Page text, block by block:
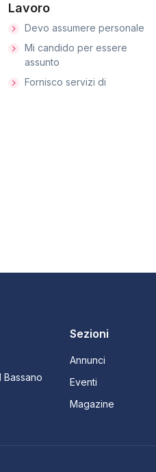
Lavoro
Devo assumere personale
Mi candido per essere
assunto
Fornisco servizi di
Sezioni
Annunci
Eventi
Magazine